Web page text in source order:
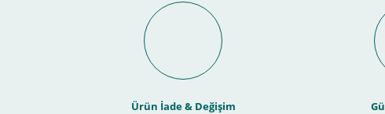
Schneider Electric
Kullanılır ?
Ürün İade & Değişim